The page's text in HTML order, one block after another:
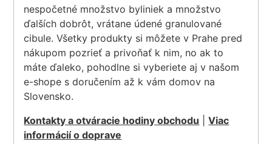
nespočetné množstvo byliniek a množstvo
ďalších dobrôt, vrátane údené granulované
cibule. Všetky produkty si môžete v Prahe pred
nákupom pozrieť a privoňať k nim, no ak to
máte ďaleko, pohodlne si vyberiete aj v našom
e-shope s doručením až k vám domov na
Slovensko.
Kontakty a otváracie hodiny obchodu |Viac
informácií o doprave